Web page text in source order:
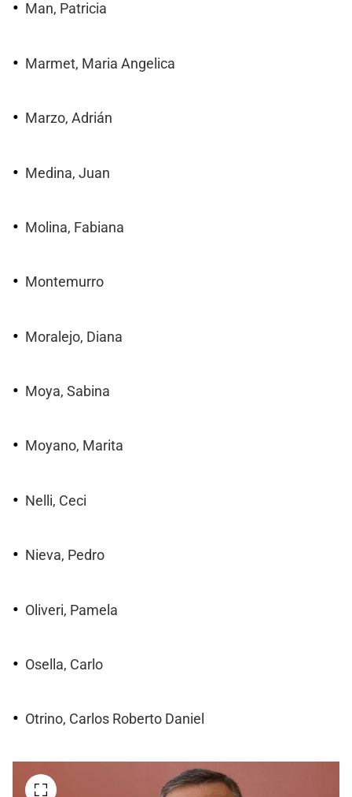
Man, Patricia
Marmet, Maria Angelica
Marzo, Adrián
Medina, Juan
Molina, Fabiana
Montemurro
Moralejo, Diana
Moya, Sabina
Moyano, Marita
Nelli, Ceci
Nieva, Pedro
Oliveri, Pamela
Osella, Carlo
Otrino, Carlos Roberto Daniel